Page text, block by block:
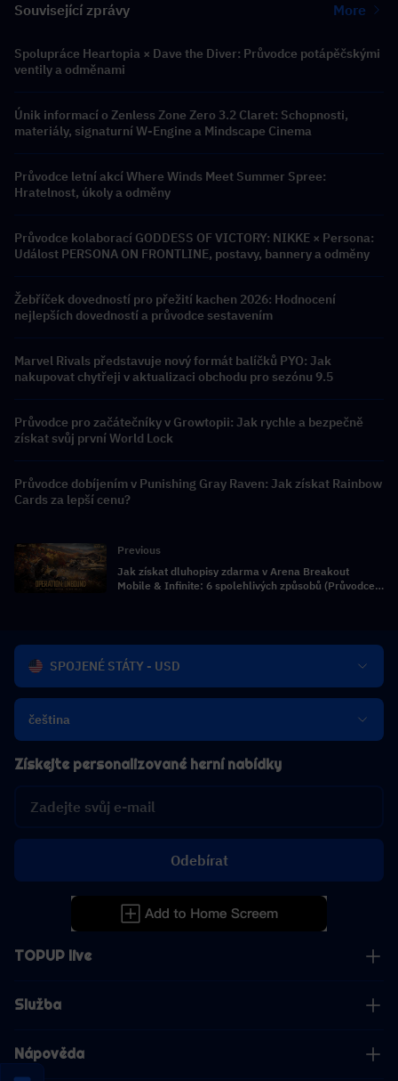
Související zprávy More
Spolupráce Heartopia × Dave the Diver: Průvodce potápěčskými
ventily a odměnami
Únik informací o Zenless Zone Zero 3.2 Claret: Schopnosti,
materiály, signaturní W-Engine a Mindscape Cinema
Průvodce letní akcí Where Winds Meet Summer Spree:
Hratelnost, úkoly a odměny
Průvodce kolaborací GODDESS OF VICTORY: NIKKE × Persona:
Událost PERSONA ON FRONTLINE, postavy, bannery a odměny
Žebříček dovedností pro přežití kachen 2026: Hodnocení
nejlepších dovedností a průvodce sestavením
Marvel Rivals představuje nový formát balíčků PYO: Jak
nakupovat chytřeji v aktualizaci obchodu pro sezónu 9.5
Průvodce pro začátečníky v Growtopii: Jak rychle a bezpečně
získat svůj první World Lock
Průvodce dobíjením v Punishing Gray Raven: Jak získat Rainbow
Cards za lepší cenu?
Previous
Jak získat dluhopisy zdarma v Arena Breakout
Mobile & Infinite: 6 spolehlivých způsobů (Průvodce
SPOJENÉ STÁTY - USD
čeština
TOPUP live
Služba
Nápověda
Získejte personalizované herní nabídky
Odebírat